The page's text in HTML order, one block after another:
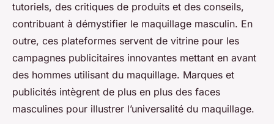
tutoriels, des critiques de produits et des conseils,
contribuant à démystifier le maquillage masculin. En
outre, ces plateformes servent de vitrine pour les
campagnes publicitaires innovantes mettant en avant
des hommes utilisant du maquillage. Marques et
publicités intègrent de plus en plus des faces
masculines pour illustrer l’universalité du maquillage.